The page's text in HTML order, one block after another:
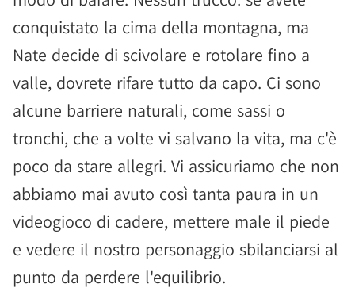
conquistato la cima della montagna, ma
Nate decide di scivolare e rotolare fino a
valle, dovrete rifare tutto da capo. Ci sono
alcune barriere naturali, come sassi o
tronchi, che a volte vi salvano la vita, ma c'è
poco da stare allegri. Vi assicuriamo che non
abbiamo mai avuto così tanta paura in un
videogioco di cadere, mettere male il piede
e vedere il nostro personaggio sbilanciarsi al
punto da perdere l'equilibrio.